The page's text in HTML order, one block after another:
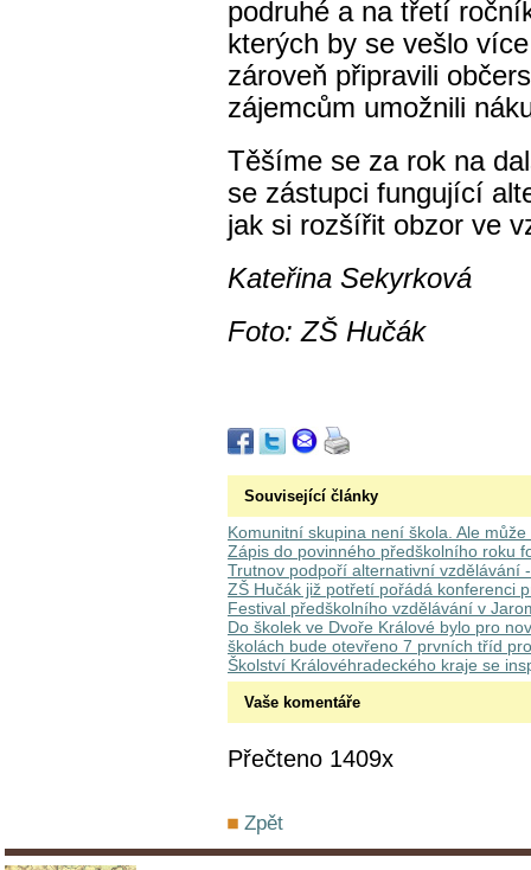
podruhé a na třetí
kterých by se vešlo
zároveň připravili
zájemcům umožnili
Těšíme se za rok na
se zástupci fungující
jak si rozšířit obzor ve
Kateřina Sekyrková
Foto: ZŠ Hučák
Související články
Komunitní skupina není škola. Ale
Zápis do povinného předškolního roku
Trutnov podpoří alternativní vzdělávání
ZŠ Hučák již potřetí pořádá konferenci
Festival předškolního vzdělávání v
Do školek ve Dvoře Králové bylo pro
školách bude otevřeno 7 prvních tříd
Školství Královéhradeckého kraje se
Vaše komentáře
Přečteno 1409x
Zpět